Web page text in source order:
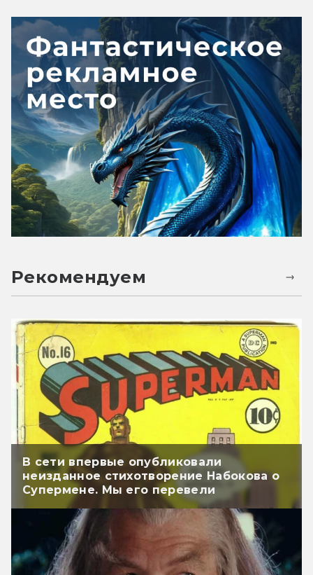
Рекомендуем
В сети впервые опубликовали
неизданное стихотворение Набокова о
Супермене. Мы его перевели